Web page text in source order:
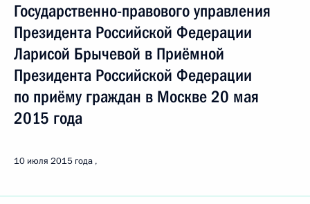
Государственно-правового управления
Президента Российской Федерации
Ларисой Брычевой в Приёмной
Президента Российской Федерации
по приёму граждан в Москве 20 мая
2015 года
10 июля 2015 года